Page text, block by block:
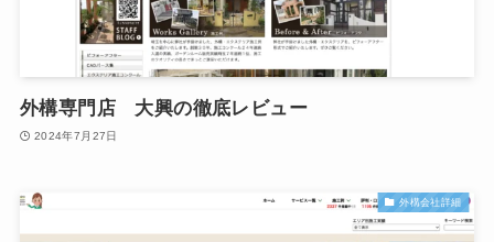
外構専門店 大興の徹底レビュー
2024年7月27日
外構会社詳細